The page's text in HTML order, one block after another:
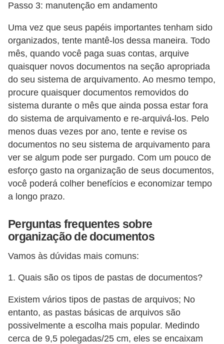
Passo 3: manutenção em andamento
Uma vez que seus papéis importantes tenham sido
organizados, tente mantê-los dessa maneira. Todo
mês, quando você paga suas contas, arquive
quaisquer novos documentos na seção apropriada
do seu sistema de arquivamento. Ao mesmo tempo,
procure quaisquer documentos removidos do
sistema durante o mês que ainda possa estar fora
do sistema de arquivamento e re-arquivá-los. Pelo
menos duas vezes por ano, tente e revise os
documentos no seu sistema de arquivamento para
ver se algum pode ser purgado. Com um pouco de
esforço gasto na organização de seus documentos,
você poderá colher benefícios e economizar tempo
a longo prazo.
Perguntas frequentes sobre
organização de documentos
Vamos às dúvidas mais comuns:
1. Quais são os tipos de pastas de documentos?
Existem vários tipos de pastas de arquivos; No
entanto, as pastas básicas de arquivos são
possivelmente a escolha mais popular. Medindo
cerca de 9,5 polegadas/25 cm, eles se encaixam